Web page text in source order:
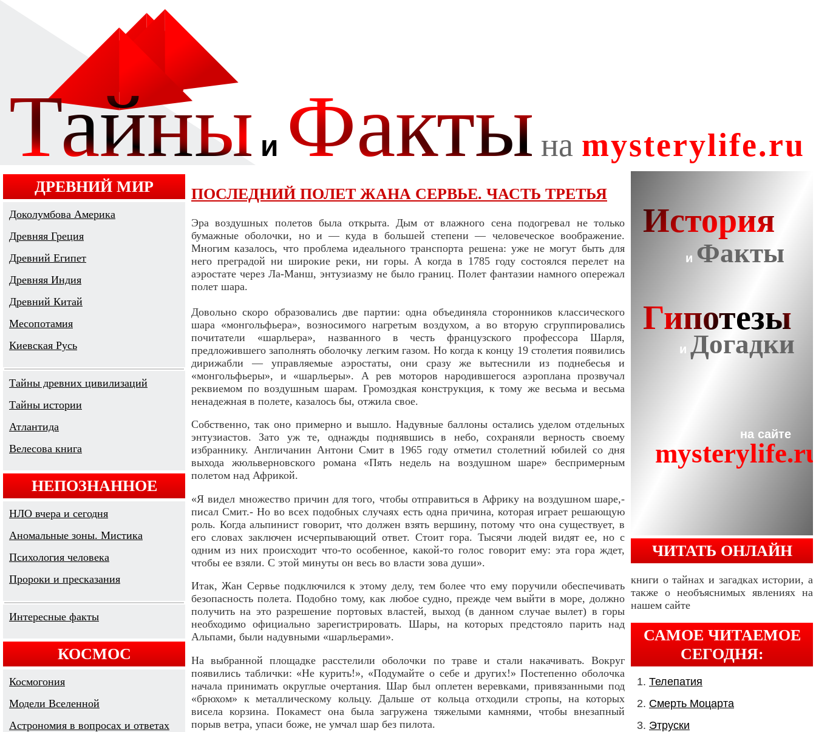
ДРЕВНИЙ МИР
Доколумбова Америка
Древняя Греция
Древний Египет
Древняя Индия
Древний Китай
Месопотамия
Киевская Русь
Тайны древних цивилизаций
Тайны истории
Атлантида
Велесова книга
НЕПОЗНАННОЕ
НЛО вчера и сегодня
Аномальные зоны. Мистика
Психология человека
Пророки и пресказания
Интересные факты
КОСМОС
Космогония
Модели Вселенной
Астрономия в вопросах и ответах
ПОСЛЕДНИЙ ПОЛЕТ ЖАНА СЕРВЬЕ. ЧАСТЬ ТРЕТЬЯ
Эра воздушных полетов была открыта. Дым от влажного сена подогревал не только
бумажные оболочки, но и — куда в большей степени — человеческое воображение.
Многим казалось, что проблема идеального транспорта решена: уже не могут быть для
него преградой ни широкие реки, ни горы. А когда в 1785 году состоялся перелет на
аэростате через Ла-Манш, энтузиазму не было границ. Полет фантазии намного опережал
полет шара.
Довольно скоро образовались две партии: одна объединяла сторонников классического
шара «монгольфьера», возносимого нагретым воздухом, а во вторую сгруппировались
почитатели «шарльера», названного в честь французского профессора Шарля,
предложившего заполнять оболочку легким газом. Но когда к концу 19 столетия появились
дирижабли — управляемые аэростаты, они сразу же вытеснили из поднебесья и
«монгольфьеры», и «шарльеры». А рев моторов народившегося аэроплана прозвучал
реквиемом по воздушным шарам. Громоздкая конструкция, к тому же весьма и весьма
ненадежная в полете, казалось бы, отжила свое.
Собственно, так оно примерно и вышло. Надувные баллоны остались уделом отдельных
энтузиастов. Зато уж те, однажды поднявшись в небо, сохраняли верность своему
избраннику. Англичанин Антони Смит в 1965 году отметил столетний юбилей со дня
выхода жюльверновского романа «Пять недель на воздушном шаре» беспримерным
полетом над Африкой.
«Я видел множество причин для того, чтобы отправиться в Африку на воздушном шаре,-
писал Смит.- Но во всех подобных случаях есть одна причина, которая играет решающую
роль. Когда альпинист говорит, что должен взять вершину, потому что она существует, в
его словах заключен исчерпывающий ответ. Стоит гора. Тысячи людей видят ее, но с
одним из них происходит что-то особенное, какой-то голос говорит ему: эта гора ждет,
чтобы ее взяли. С этой минуты он весь во власти зова души».
Итак, Жан Сервье подключился к этому делу, тем более что ему поручили обеспечивать
безопасность полета. Подобно тому, как любое судно, прежде чем выйти в море, должно
получить на это разрешение портовых властей, выход (в данном случае вылет) в горы
необходимо официально зарегистрировать. Шары, на которых предстояло парить над
Альпами, были надувными «шарльерами».
На выбранной площадке расстелили оболочки по траве и стали накачивать. Вокруг
появились таблички: «Не курить!», «Подумайте о себе и других!» Постепенно оболочка
начала принимать округлые очертания. Шар был оплетен веревками, привязанными под
«брюхом» к металлическому кольцу. Дальше от кольца отходили стропы, на которых
висела корзина. Покамест она была загружена тяжелыми камнями, чтобы внезапный
порыв ветра, упаси боже, не умчал шар без пилота.
ЧИТАТЬ ОНЛАЙН
книги о тайнах и загадках истории, а
также о необъяснимых явлениях на
нашем сайте
САМОЕ ЧИТАЕМОЕ
СЕГОДНЯ:
Телепатия
Смерть Моцарта
Этруски